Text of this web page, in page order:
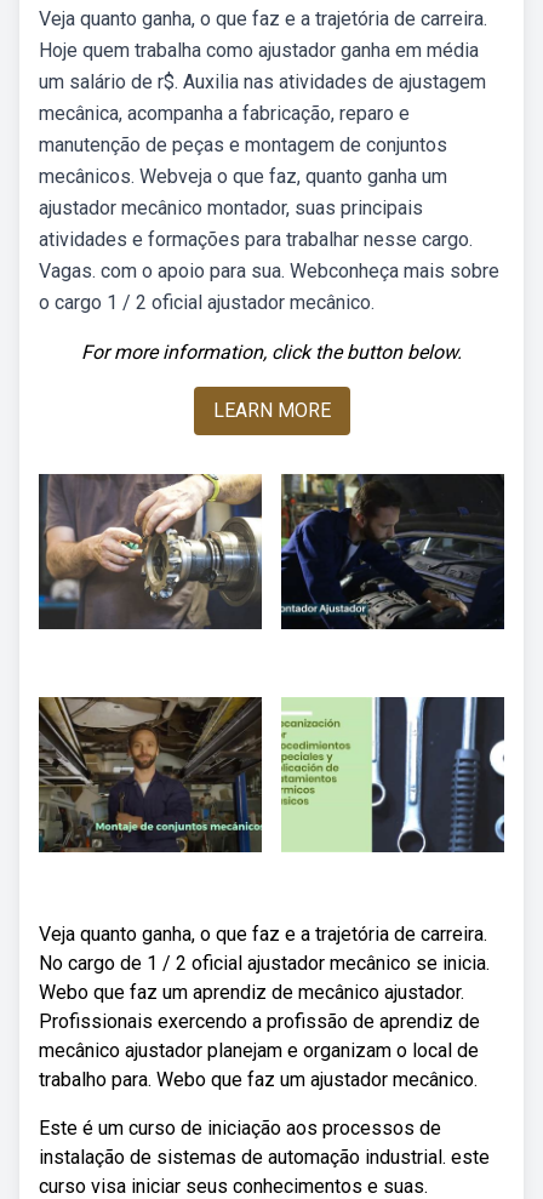
Veja quanto ganha, o que faz e a trajetória de carreira.
Hoje quem trabalha como ajustador ganha em média
um salário de r$. Auxilia nas atividades de ajustagem
mecânica, acompanha a fabricação, reparo e
manutenção de peças e montagem de conjuntos
mecânicos. Webveja o que faz, quanto ganha um
ajustador mecânico montador, suas principais
atividades e formações para trabalhar nesse cargo.
Vagas. com o apoio para sua. Webconheça mais sobre
o cargo 1 / 2 oficial ajustador mecânico.
For more information, click the button below.
LEARN MORE
Veja quanto ganha, o que faz e a trajetória de carreira.
No cargo de 1 / 2 oficial ajustador mecânico se inicia.
Webo que faz um aprendiz de mecânico ajustador.
Profissionais exercendo a profissão de aprendiz de
mecânico ajustador planejam e organizam o local de
trabalho para. Webo que faz um ajustador mecânico.
Este é um curso de iniciação aos processos de
instalação de sistemas de automação industrial. este
curso visa iniciar seus conhecimentos e suas.